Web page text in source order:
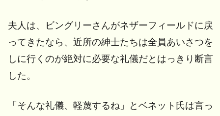
夫人は、ビングリーさんがネザーフィールドに戻
ってきたなら、近所の紳士たちは全員あいさつを
しに行くのが絶対に必要な礼儀だとはっきり断言
した。
「そんな礼儀、軽蔑するね」とベネット氏は言っ